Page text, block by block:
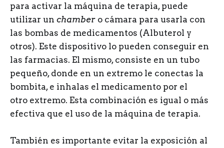
para activar la máquina de terapia, puede
utilizar un chamber o cámara para usarla con
las bombas de medicamentos (Albuterol y
otros). Este dispositivo lo pueden conseguir en
las farmacias. El mismo, consiste en un tubo
pequeño, donde en un extremo le conectas la
bombita, e inhalas el medicamento por el
otro extremo. Esta combinación es igual o más
efectiva que el uso de la máquina de terapia.
También es importante evitar la exposición al